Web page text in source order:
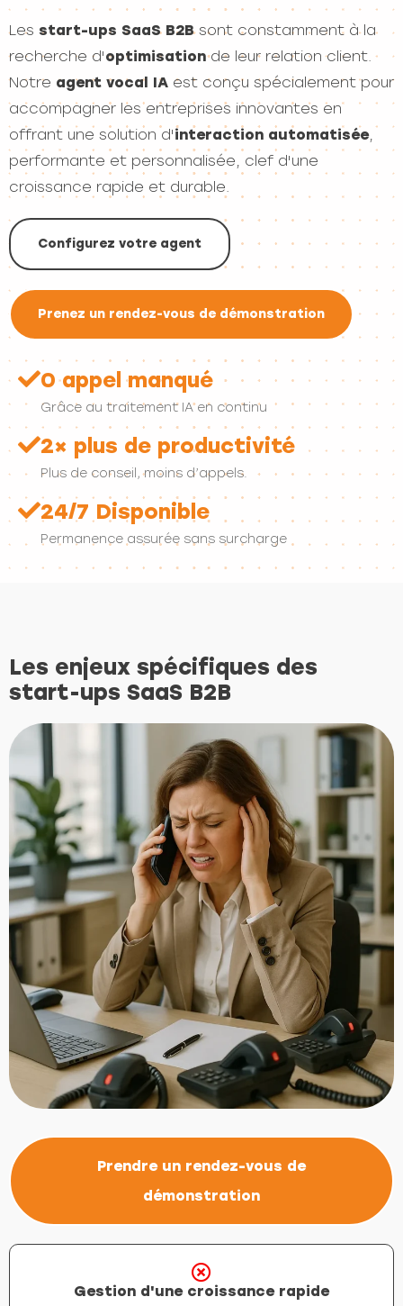
Les start-ups SaaS B2Bsont constamment à la
recherche d'optimisationde leur relation client.
Notre agent vocal IA est conçu spécialement pour
accompagner les entreprises innovantes en
offrant une solution d'interaction automatisée,
performante et personnalisée, clef d'une
croissance rapide et durable.
Configurez votre agent
Prenez un rendez-vous de démonstration
0 appel manqué
Grâce au traitement IA en continu
2× plus de productivité
Plus de conseil, moins d’appels.
24/7 Disponible
Permanence assurée sans surcharge
Les enjeux spécifiques des
start-ups SaaS B2B
Prendre un rendez-vous de
démonstration
Gestion d'une croissance rapide